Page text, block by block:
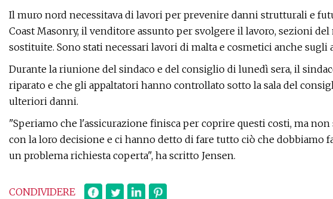
Il muro nord necessitava di lavori per prevenire danni strutturali e
Coast Masonry, il venditore assunto per svolgere il lavoro, sezioni
sostituite. Sono stati necessari lavori di malta e cosmetici anche
Durante la riunione del sindaco e del consiglio di lunedì sera, il
riparato e che gli appaltatori hanno controllato sotto la sala del
ulteriori danni.
"Speriamo che l'assicurazione finisca per coprire questi costi, ma
con la loro decisione e ci hanno detto di fare tutto ciò che dobbiamo
un problema richiesta coperta", ha scritto Jensen.
CONDIVIDERE